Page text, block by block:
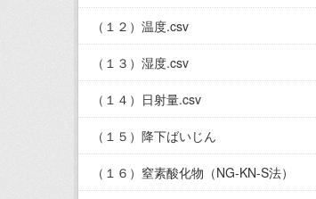
（１２）温度.csv
（１３）湿度.csv
（１４）日射量.csv
（１５）降下ばいじん
（１６）窒素酸化物（NG-KN-S法）